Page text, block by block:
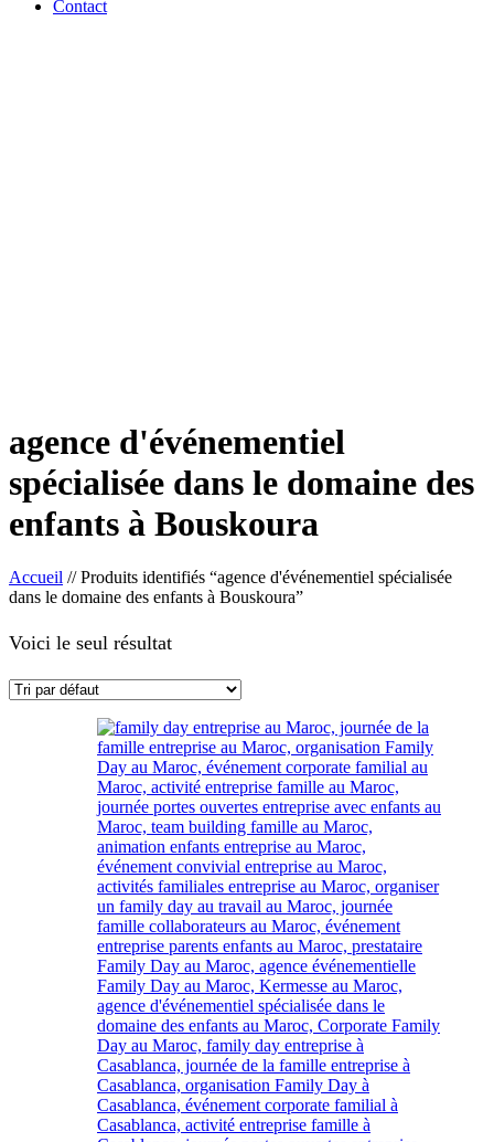
Contact
agence d'événementiel
spécialisée dans le domaine des
enfants à Bouskoura
Accueil //Produits identifiés “agence d'événementiel spécialisée
dans le domaine des enfants à Bouskoura”
Voici le seul résultat